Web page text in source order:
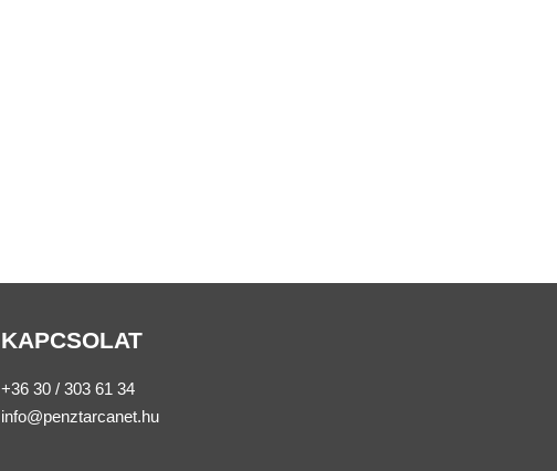
KAPCSOLAT
+36 30 / 303 61 34
info@penztarcanet.hu